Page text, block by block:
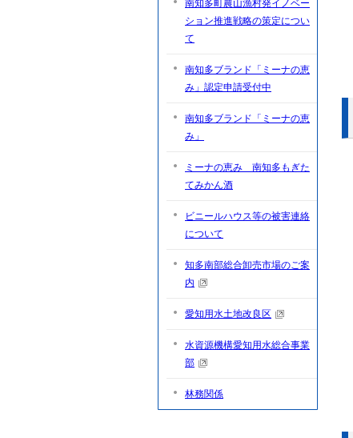
南知多町農山漁村発イノベー
ション推進戦略の策定につい
て
南知多ブランド「ミーナの恵
み」認定申請受付中
南知多ブランド「ミーナの恵
み」
ミーナの恵み 南知多もぎた
てみかん酒
ビニールハウス等の被害連絡
について
知多南部総合卸売市場のご案
内
愛知用水土地改良区
水資源機構愛知用水総合事業
部
林務関係